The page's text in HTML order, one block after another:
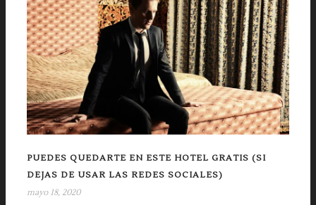
PUEDES QUEDARTE EN ESTE HOTEL GRATIS (SI
DEJAS DE USAR LAS REDES SOCIALES)
mayo 18, 2020